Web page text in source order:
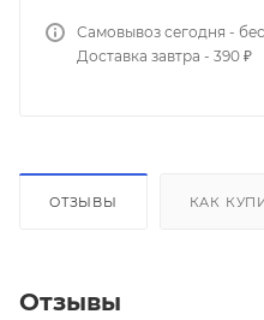
Самовывоз сегодня -
Доставка завтра - 390 ₽
ОТЗЫВЫ КАК
Отзывы